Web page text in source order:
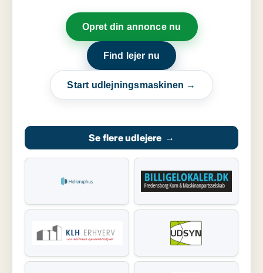
Opret din annonce nu
Find lejer nu
Start udlejningsmaskinen →
Se flere udlejere →